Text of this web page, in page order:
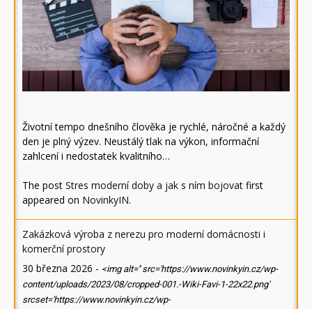
Životní tempo dnešního člověka je rychlé, náročné a každý
den je plný výzev. Neustálý tlak na výkon, informační
zahlcení i nedostatek kvalitního…
The post Stres moderní doby a jak s ním bojovat first
appeared on NovinkyIN.
Zakázková výroba z nerezu pro moderní domácnosti i
komerční prostory
30 března 2026 - <img alt='' src='https://www.novinkyin.cz/wp-
content/uploads/2023/08/cropped-001.-Wiki-Favi-1-22x22.png'
srcset='https://www.novinkyin.cz/wp-